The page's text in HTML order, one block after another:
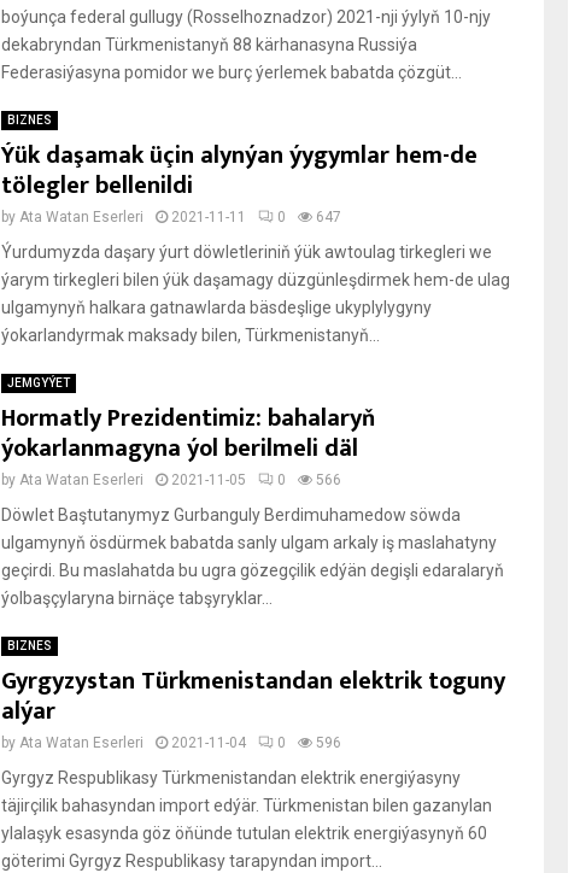
boýunça federal gullugy (Rosselhoznadzor) 2021-nji ýylyň 10-njy
dekabryndan Türkmenistanyň 88 kärhanasyna Russiýa
Federasiýasyna pomidor we burç ýerlemek babatda çözgüt...
BIZNES
Ýük daşamak üçin alynýan ýygymlar hem-de
tölegler bellenildi
by Ata Watan Eserleri 2021-11-11 0 647
Ýurdumyzda daşary ýurt döwletleriniň ýük awtoulag tirkegleri we
ýarym tirkegleri bilen ýük daşamagy düzgünleşdirmek hem-de ulag
ulgamynyň halkara gatnawlarda bäsdeşlige ukyplylygyny
ýokarlandyrmak maksady bilen, Türkmenistanyň...
JEMGYÝET
Hormatly Prezidentimiz: bahalaryň
ýokarlanmagyna ýol berilmeli däl
by Ata Watan Eserleri 2021-11-05 0 566
Döwlet Baştutanymyz Gurbanguly Berdimuhamedow söwda
ulgamynyň ösdürmek babatda sanly ulgam arkaly iş maslahatyny
geçirdi. Bu maslahatda bu ugra gözegçilik edýän degişli edaralaryň
ýolbaşçylaryna birnäçe tabşyryklar...
BIZNES
Gyrgyzystan Türkmenistandan elektrik toguny
alýar
by Ata Watan Eserleri 2021-11-04 0 596
Gyrgyz Respublikasy Türkmenistandan elektrik energiýasyny
täjirçilik bahasyndan import edýär. Türkmenistan bilen gazanylan
ylalaşyk esasynda göz öňünde tutulan elektrik energiýasynyň 60
göterimi Gyrgyz Respublikasy tarapyndan import...